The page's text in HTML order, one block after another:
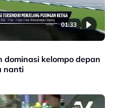
01:33
dominasi kelompo depan
nanti